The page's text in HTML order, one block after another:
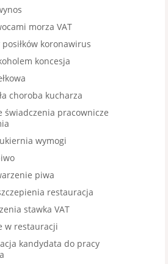
morza VAT
koronawirus
koncesja
choroba kucharza
świadczenia pracownicze
wymogi
piwa
restauracja
stawka VAT
w restauracji
kandydata do pracy